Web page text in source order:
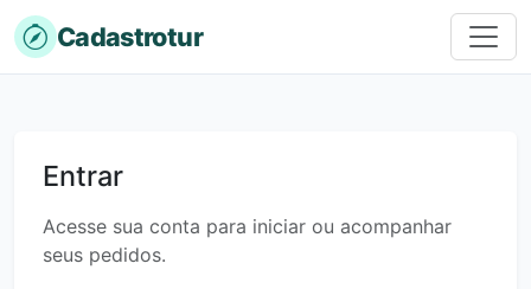
Cadastrotur
Entrar
Acesse sua conta para iniciar ou acompanhar
seus pedidos.